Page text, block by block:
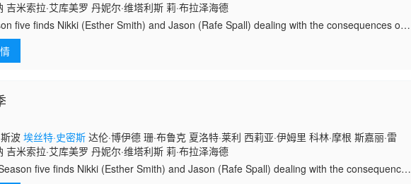
吉米索拉·艾库美罗 丹妮尔·维塔利斯 莉·布拉泽海德
five finds Nikki (Esther Smith) and Jason (Rafe Spall) dealing with the consequences of
斯波埃丝特·史密斯 达伦·博伊德 珊·布鲁克 夏洛特·莱利 西莉亚·伊姆里 科林·摩根 斯嘉丽·雷
吉米索拉·艾库美罗 丹妮尔·维塔利斯 莉·布拉泽海德
five finds Nikki (Esther Smith) and Jason (Rafe Spall) dealing with the consequences